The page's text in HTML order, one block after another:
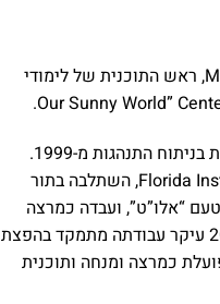
, מנתחת התנהגות מוסמכת MA, BCBA, ראש התוכנית של לימודי
אחת ממנתחות התנהגות הוותיקות בארץ, עוסקת בניתוח התנהגות מ-1999.
למדה ניתוח התנהגות ב- Florida Institute of Technology, השתלבה בתור
“אלו”ט”, ועבדה כמרצה
בתוכנית הסמכה של “סמינר הקיבוצים”. מ-2010 עיקר עבודתה מתמקד בהפצת
כמרצה ומנחה ותוכנית